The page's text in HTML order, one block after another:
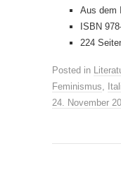
Aus dem
ISBN
224
Posted in
Feminismus
24. November